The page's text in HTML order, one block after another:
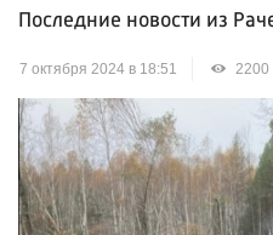
Последние новости из
7 октября 2024 в 18:51 2200